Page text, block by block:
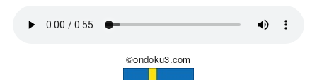
©ondoku3.com